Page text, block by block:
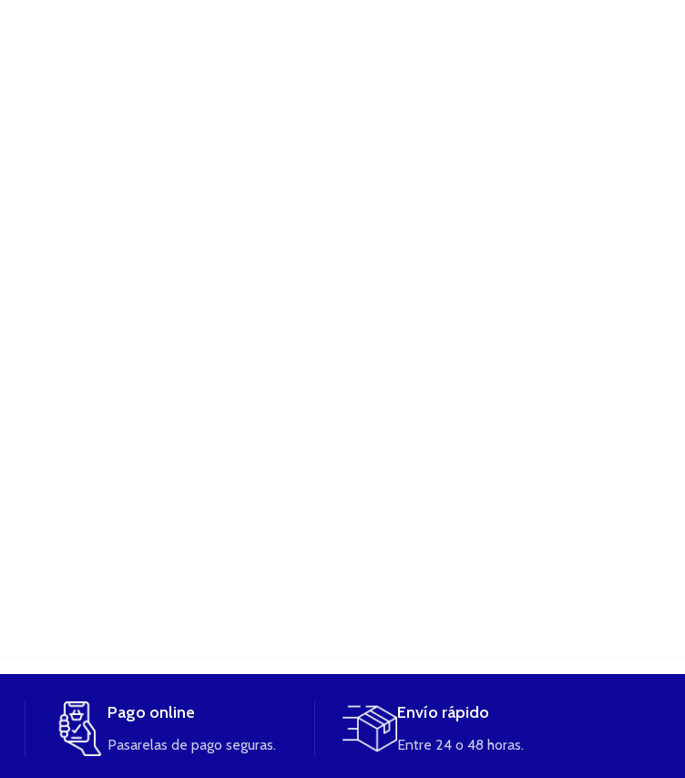
Pago online
Pasarelas de pago seguras.
Envío rápido
Entre 24 o 48 horas.